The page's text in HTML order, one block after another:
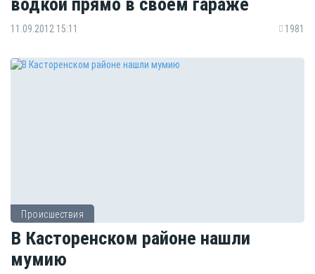
11.09.2012 15:11 1981
Происшествия
В Касторенском районе нашли
мумию